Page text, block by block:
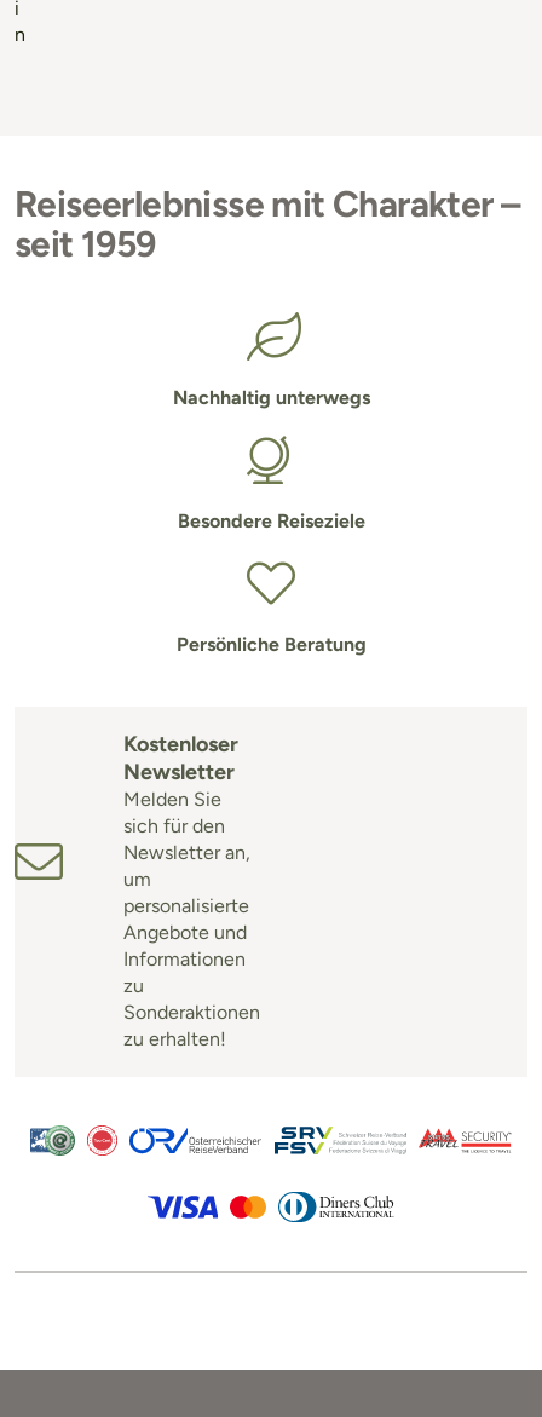
i
n
Reiseerlebnisse mit Charakter –
seit 1959
Nachhaltig unterwegs
Besondere Reiseziele
Persönliche Beratung
Kostenloser
Newsletter
Melden Sie
sich für den
Newsletter an,
um
personalisierte
Angebote und
Informationen
zu
Sonderaktionen
zu erhalten!